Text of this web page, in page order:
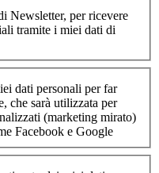
Newsletter, per ricevere
tramite i miei dati di
dati personali per far
che sarà utilizzata per
(marketing mirato)
Facebook e Google